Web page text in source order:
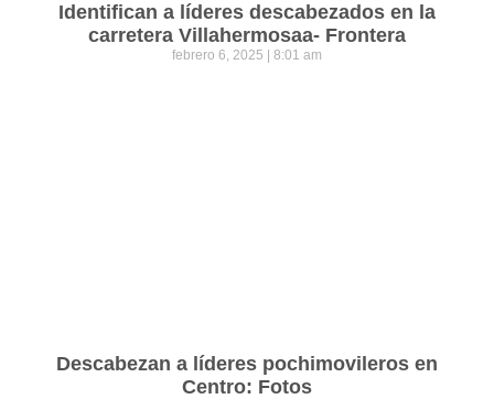
Identifican a líderes descabezados en la
carretera Villahermosaa- Frontera
febrero 6, 2025 8:01 am
Descabezan a líderes pochimovileros en
Centro: Fotos